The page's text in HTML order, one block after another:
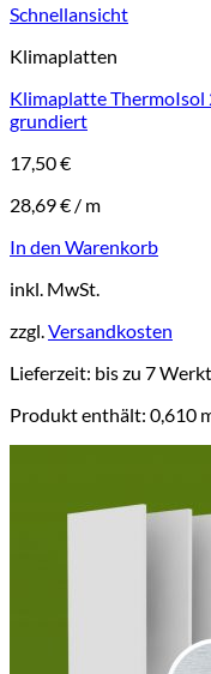
Schnellansicht
Klimaplatten
Klimaplatte
grundiert
17,50€
28,69€ / m
In den Warenkorb
inkl. MwSt.
zzgl.Versandkosten
Lieferzeit: bis zu 7
Produkt enthält: 0,610